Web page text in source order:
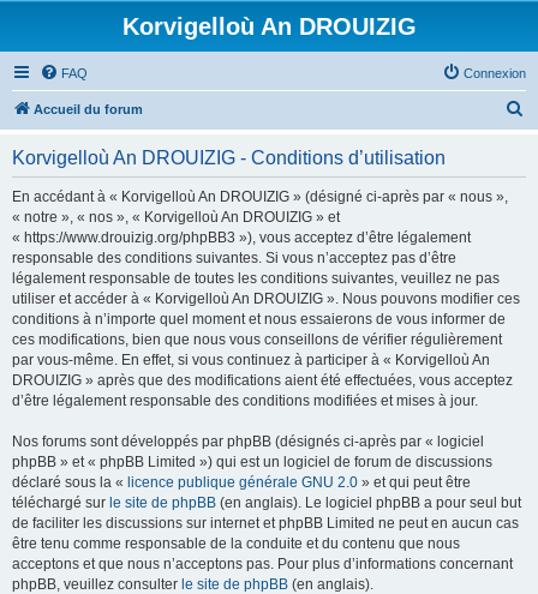
Korvigelloù An DROUIZIG
FAQ Connexion
Accueil du forum
Korvigelloù An DROUIZIG - Conditions d’utilisation
En accédant à « Korvigelloù An DROUIZIG » (désigné ci-après par « nous »,
« notre », « nos », « Korvigelloù An DROUIZIG » et
« https://www.drouizig.org/phpBB3 »), vous acceptez d’être légalement
responsable des conditions suivantes. Si vous n’acceptez pas d’être
légalement responsable de toutes les conditions suivantes, veuillez ne pas
utiliser et accéder à « Korvigelloù An DROUIZIG ». Nous pouvons modifier ces
conditions à n’importe quel moment et nous essaierons de vous informer de
ces modifications, bien que nous vous conseillons de vérifier régulièrement
par vous-même. En effet, si vous continuez à participer à « Korvigelloù An
DROUIZIG » après que des modifications aient été effectuées, vous acceptez
d’être légalement responsable des conditions modifiées et mises à jour.
Nos forums sont développés par phpBB (désignés ci-après par « logiciel
phpBB » et « phpBB Limited ») qui est un logiciel de forum de discussions
déclaré sous la « licence publique générale GNU 2.0 » et qui peut être
téléchargé sur le site de phpBB (en anglais). Le logiciel phpBB a pour seul but
de faciliter les discussions sur internet et phpBB Limited ne peut en aucun cas
être tenu comme responsable de la conduite et du contenu que nous
acceptons et que nous n’acceptons pas. Pour plus d’informations concernant
phpBB, veuillez consulter le site de phpBB (en anglais).